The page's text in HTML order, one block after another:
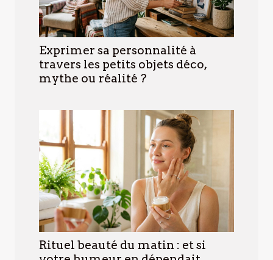
Exprimer sa personnalité à
travers les petits objets déco,
mythe ou réalité ?
Rituel beauté du matin : et si